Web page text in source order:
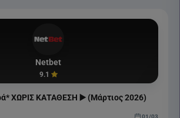
Netbet
9.1
ΧΩΡΙΣ ΚΑΤΑΘΕΣΗ ▶️ (Μάρτιος 2026)